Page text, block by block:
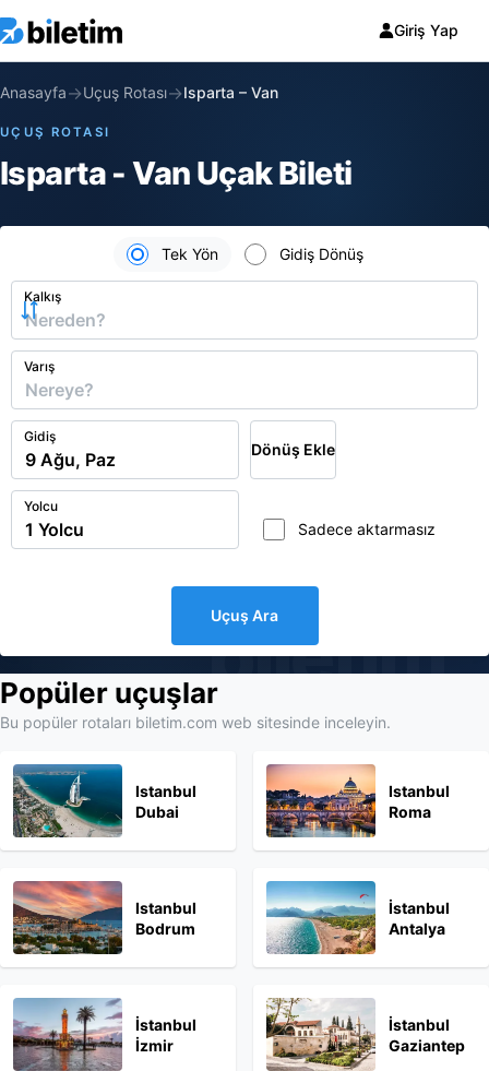
Giriş Yap
biletim
Anasayfa→Uçuş Rotası→Isparta – Van
UÇUŞ ROTASI
Isparta - Van Uçak Bileti
Tek Yön Gidiş Dönüş
Kalkış
Varış
Gidiş
Dönüş Ekle
Yolcu
Sadece aktarmasız
Uçuş Ara
Popüler uçuşlar
Bu popüler rotaları biletim.com web sitesinde inceleyin.
Istanbul
Dubai
Istanbul
Roma
Istanbul
Bodrum
İstanbul
Antalya
İstanbul
İzmir
İstanbul
Gaziantep